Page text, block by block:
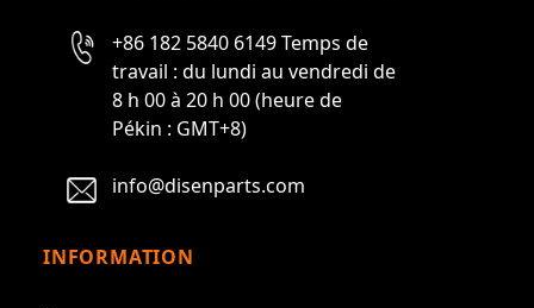
+86 182 5840 6149 Temps de
travail : du lundi au vendredi de
8 h 00 à 20 h 00 (heure de
Pékin : GMT+8)
info@disenparts.com
INFORMATION